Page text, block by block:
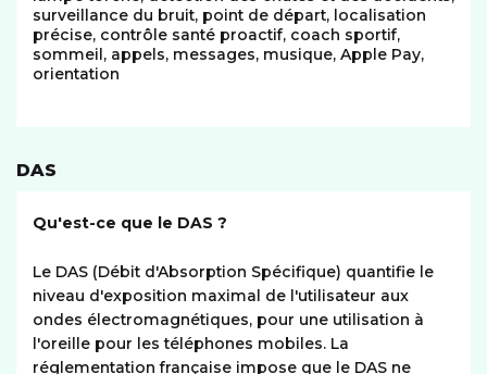
surveillance du bruit, point de départ, localisation
précise, contrôle santé proactif, coach sportif,
sommeil, appels, messages, musique, Apple Pay,
orientation
DAS
Qu'est-ce que le DAS ?
Le DAS (Débit d'Absorption Spécifique) quantifie le
niveau d'exposition maximal de l'utilisateur aux
ondes électromagnétiques, pour une utilisation à
l'oreille pour les téléphones mobiles. La
réglementation française impose que le DAS ne